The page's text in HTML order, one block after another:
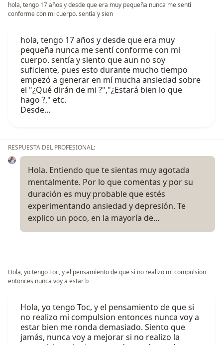
hola, tengo 17 años y desde que era muy pequeña nunca me sentí
conforme con mi cuerpo. sentía y sien
hola, tengo 17 años y desde que era muy
pequeña nunca me sentí conforme con mi
cuerpo. sentía y siento que aun no soy
suficiente, pues esto durante mucho tiempo
empezó a generar en mí mucha ansiedad sobre
el "¿Qué dirán de mi ?","¿Estará bien lo que
hago ?," etc.
Desde…
RESPUESTA DEL PROFESIONAL:
Hola. Entiendo que te sientas muy agotada
mentalmente. Por lo que comentas y por su
duración es muy probable que estés
experimentando ansiedad y depresión. Te
explico un poco, en la mayoría de…
Hola, yo tengo Toc, y el pensamiento de que si no realizo mi compulsion
entonces nunca voy a estar b
Hola, yo tengo Toc, y el pensamiento de que si
no realizo mi compulsion entonces nunca voy a
estar bien me ronda demasiado. Siento que
jamás, nunca voy a mejorar si no realizo la